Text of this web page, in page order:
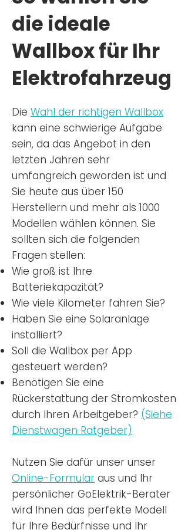
die ideale
Wallbox für Ihr
Elektrofahrzeug
Die Wahl der richtigen Wallbox
kann eine schwierige Aufgabe
sein, da das Angebot in den
letzten Jahren sehr
umfangreich geworden ist und
Sie heute aus über 150
Herstellern und mehr als 1000
Modellen wählen können. Sie
sollten sich die folgenden
Fragen stellen:
Wie groß ist Ihre
Batteriekapazität?
Wie viele Kilometer fahren Sie?
Haben Sie eine Solaranlage
installiert?
Soll die Wallbox per App
gesteuert werden?
Benötigen Sie eine
Rückerstattung der Stromkosten
durch Ihren Arbeitgeber? (Siehe
Dienstwagen Ratgeber)
Nutzen Sie dafür unser unser
Online-Formular aus und Ihr
persönlicher GoElektrik-Berater
wird Ihnen das perfekte Modell
für Ihre Bedürfnisse und Ihr